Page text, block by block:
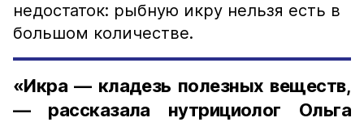
недостаток: рыбную икру нельзя есть в
большом количестве.
«Икра — кладезь полезных веществ,
— рассказала нутрициолог Ольга